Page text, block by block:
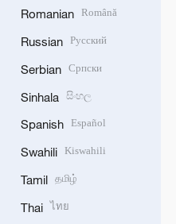
Romanian Română
Russian Русский
Serbian Српски
Sinhala සිංහල
Spanish Español
Swahili Kiswahili
Tamil தமிழ்
Thai ไทย